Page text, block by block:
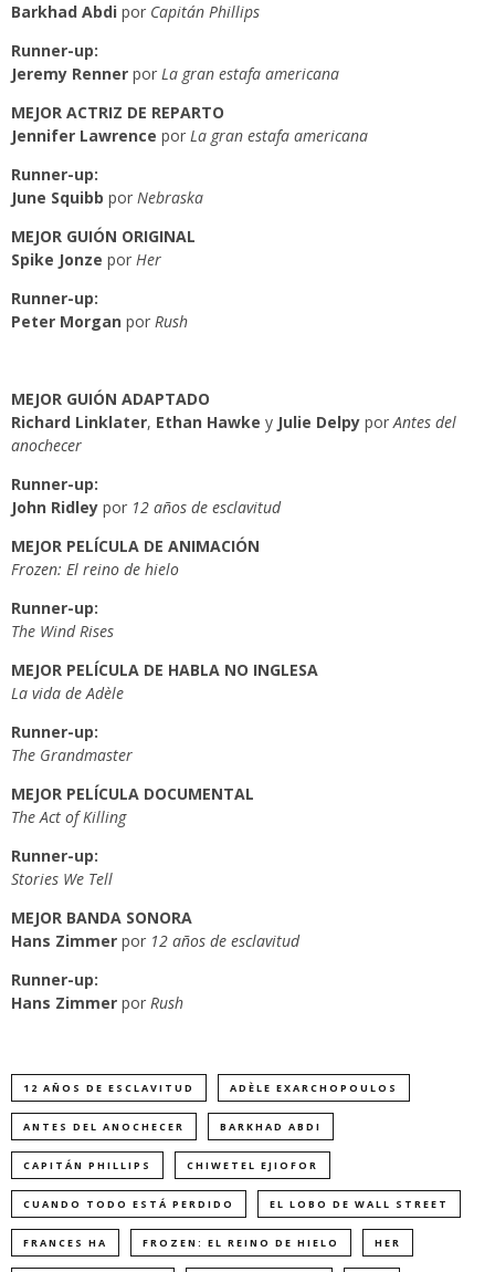
Barkhad Abdi por Capitán Phillips
Runner-up:
Jeremy Renner por La gran estafa americana
MEJOR ACTRIZ DE REPARTO
Jennifer Lawrence por La gran estafa americana
Runner-up:
June Squibb por Nebraska
MEJOR GUIÓN ORIGINAL
Spike Jonze por Her
Runner-up:
Peter Morgan por Rush
MEJOR GUIÓN ADAPTADO
Richard Linklater, Ethan Hawke y Julie Delpy porAntes del
anochecer
Runner-up:
John Ridley por 12 años de esclavitud
MEJOR PELÍCULA DE ANIMACIÓN
Frozen: El reino de hielo
Runner-up:
The Wind Rises
MEJOR PELÍCULA DE HABLA NO INGLESA
La vida de Adèle
Runner-up:
The Grandmaster
MEJOR PELÍCULA DOCUMENTAL
The Act of Killing
Runner-up:
Stories We Tell
MEJOR BANDA SONORA
Hans Zimmer por 12 años de esclavitud
Runner-up:
Hans Zimmer por Rush
12 AÑOS DE ESCLAVITUD ADÈLE EXARCHOPOULOS
ANTES DEL ANOCHECER BARKHAD ABDI
CAPITÁN PHILLIPS CHIWETEL EJIOFOR
CUANDO TODO ESTÁ PERDIDO EL LOBO DE WALL STREET
FRANCES HA FROZEN: EL REINO DE HIELO HER